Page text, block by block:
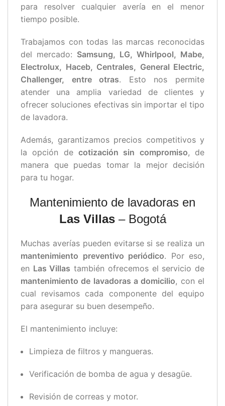
para resolver cualquier avería en el menor
tiempo posible.
Trabajamos con todas las marcas reconocidas
del mercado: Samsung, LG, Whirlpool, Mabe,
Electrolux, Haceb, Centrales, General Electric,
Challenger, entre otras. Esto nos permite
atender una amplia variedad de clientes y
ofrecer soluciones efectivas sin importar el tipo
de lavadora.
Además, garantizamos precios competitivos y
la opción de cotización sin compromiso, de
manera que puedas tomar la mejor decisión
para tu hogar.
Mantenimiento de lavadoras en
Las Villas– Bogotá
Muchas averías pueden evitarse si se realiza un
mantenimiento preventivo periódico. Por eso,
en Las Villas también ofrecemos el servicio de
mantenimiento de lavadoras a domicilio, con el
cual revisamos cada componente del equipo
para asegurar su buen desempeño.
El mantenimiento incluye:
Limpieza de filtros y mangueras.
Verificación de bomba de agua y desagüe.
Revisión de correas y motor.